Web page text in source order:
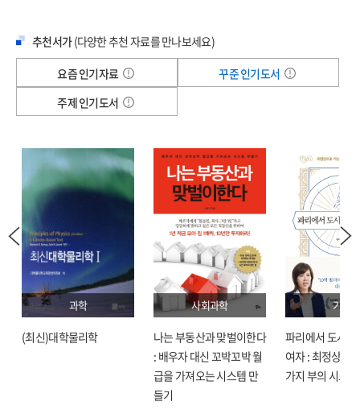
5장 미래를 낚아채는 기술: AI 인프라 구축의 비밀 (Infrastructure)
EIOFS : Early Indicator Of Future Success ㆍ194
실전 : 엔비디아 기반 AI 인프라 구축의 정석 ㆍ200
AI 도입 성공과 실패를 가르는 세 가지 핵심 조건 ㆍ205
트레이닝보다 훨씬 큰 시장, 인퍼런스 ㆍ221
6장 직업의 진화: AI와 함께 사는 개인의 생존법(Individual Strategy)
직업의 종말인가, 진화인가? ㆍ231
뜨는 직업의 조건 ㆍ236
문과와 이과의 경계 붕괴 ㆍ241
‘평생 학습’을 넘어 ‘평생 재설계’로 ㆍ246
학습 속도가 생존 속도다 ㆍ251
PART 3 WAR: 총성 없는 전쟁, 칩 워(Chip War)
7장 지정학적 전쟁: 칩 워(Chip War)와 엔비디아의 줄타기 (Geopolitics)
미국 vs 중국: 샌드위치가 된 엔비디아 ㆍ265
개인이 어떻게 그 속도에 올라탈 수 있는가를 보여주는 책이다.
지금 필요한 건 더 많은 정보가 아니라,
조금 투박하더라도 먼저 움직이는 첫 실행이라는 걸,
이 책은 강하게 설득한다.
추천서가(다양한 추천 자료를 만나보세요)
요즘 인기자료
꾸준 인기도서
주제 인기도서
과학
(최신)대학물리학
사회과학
나는 부동산과 맞벌이한다
: 배우자 대신 꼬박꼬박 월
급을 가져오는 시스템 만
들기
기술
파리에서 도시락
여자 : 최정상으
가지 부의 시크릿